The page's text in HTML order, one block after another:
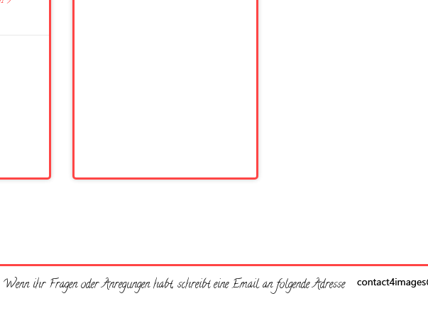
Wenn ihr Fragen oder Anregungen habt, schreibt eine Email an folgende Adresse